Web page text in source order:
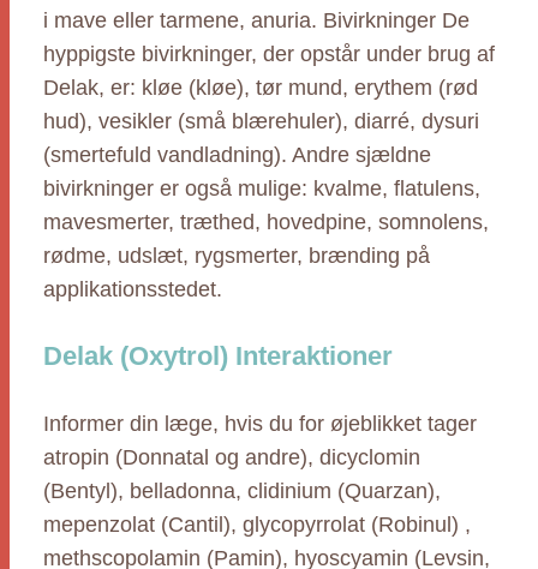
i mave eller tarmene, anuria. Bivirkninger De
hyppigste bivirkninger, der opstår under brug af
Delak, er: kløe (kløe), tør mund, erythem (rød
hud), vesikler (små blærehuler), diarré, dysuri
(smertefuld vandladning). Andre sjældne
bivirkninger er også mulige: kvalme, flatulens,
mavesmerter, træthed, hovedpine, somnolens,
rødme, udslæt, rygsmerter, brænding på
applikationsstedet.
Delak (Oxytrol) Interaktioner
Informer din læge, hvis du for øjeblikket tager
atropin (Donnatal og andre), dicyclomin
(Bentyl), belladonna, clidinium (Quarzan),
mepenzolat (Cantil), glycopyrrolat (Robinul) ,
methscopolamin (Pamin), hyoscyamin (Levsin,